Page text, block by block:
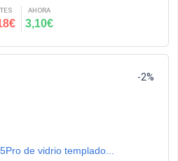
AHORA
3,10€
de vidrio templado...
-2%